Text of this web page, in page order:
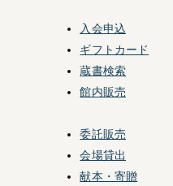
入会申込
ギフトカード
蔵書検索
館内販売
委託販売
会場貸出
献本・寄贈